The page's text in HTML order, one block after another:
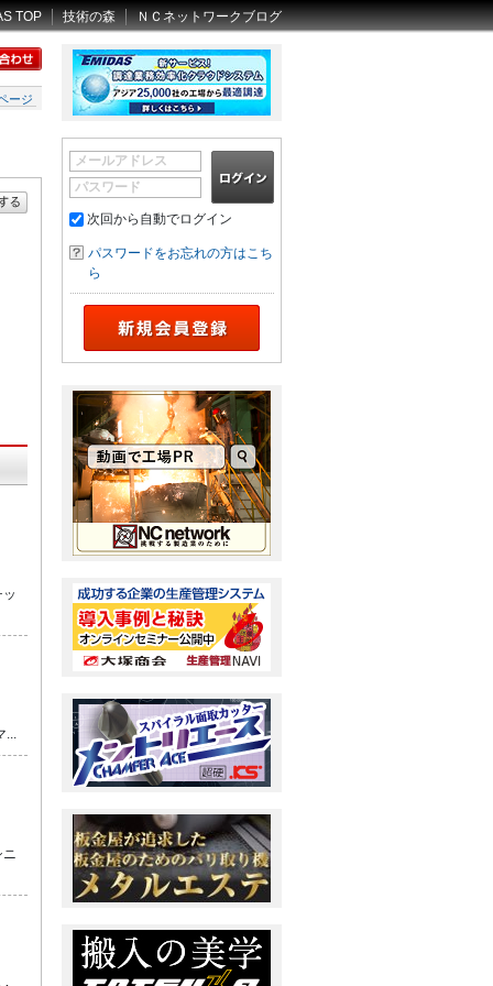
TOP 技術の森 ＮＣネットワークブログ
ージ
...
メールアドレス
パスワード
次回から自動でログイン
パスワードをお忘れの方はこち
ら